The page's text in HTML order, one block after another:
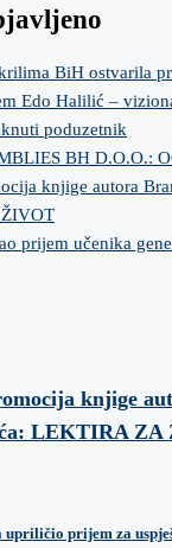
BiH ostvarila
Edo Halilić –
poduzetnik
BH D.O.O.:
knjige autora
prijem učenika
knjige
LEKTIRA ZA
prijem za